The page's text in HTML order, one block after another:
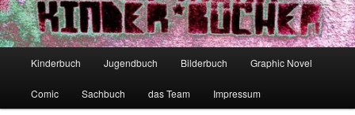
Kinderbuch Jugendbuch Bilderbuch Graphic Novel
Comic Sachbuch das Team Impressum